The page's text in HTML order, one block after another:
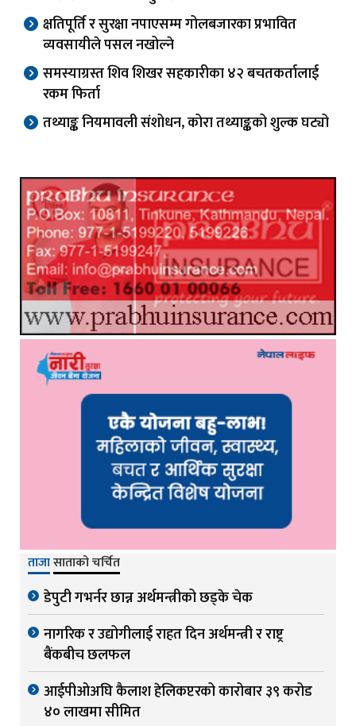
क्षतिपूर्ति र सुरक्षा नपाएसम्म गोलबजारका प्रभावित
व्यवसायीले पसल नखोल्ने
समस्याग्रस्त शिव शिखर सहकारीका ४२ बचतकर्तालाई
रकम फिर्ता
तथ्याङ्क नियमावली संशोधन, कोरा तथ्याङ्कको शुल्क घट्यो
ताजासाताको चर्चित
डेपुटी गभर्नर छान्न अर्थमन्त्रीको छड्के चेक
नागरिक र उद्योगीलाई राहत दिन अर्थमन्त्री र राष्ट्र
बैंकबीच छलफल
आईपीओअघि कैलाश हेलिकप्टरको कारोबार ३९ करोड
४० लाखमा सीमित